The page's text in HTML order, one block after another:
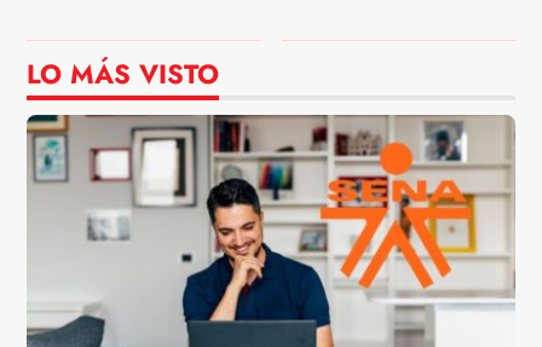
LO MÁS VISTO